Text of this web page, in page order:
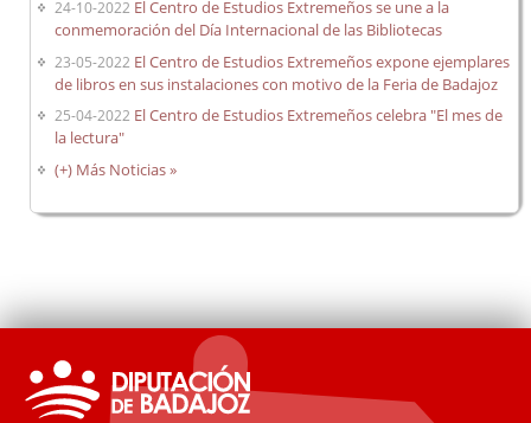
24-10-2022 El Centro de Estudios Extremeños se une a la
conmemoración del Día Internacional de las Bibliotecas
23-05-2022 El Centro de Estudios Extremeños expone ejemplares
de libros en sus instalaciones con motivo de la Feria de Badajoz
25-04-2022 El Centro de Estudios Extremeños celebra "El mes de
la lectura"
(+) Más Noticias »